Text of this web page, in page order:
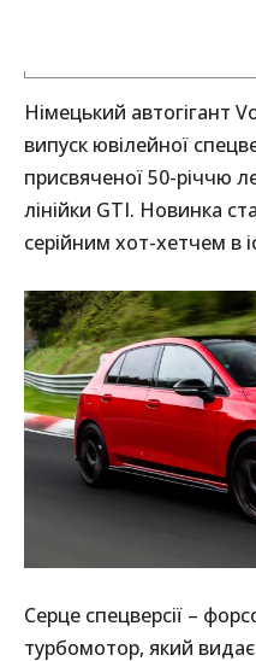
Німецький автогігант
випуск ювілейної
присвяченої 50-річчю
лінійки GTI. Новинка
серійним хот-хетчем в
Серце спецверсії –
турбомотор, який